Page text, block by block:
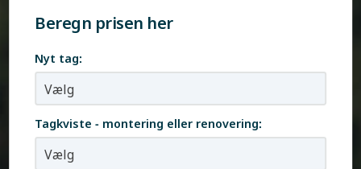
Beregn prisen her
Nyt tag:
Tagkviste - montering eller renovering: